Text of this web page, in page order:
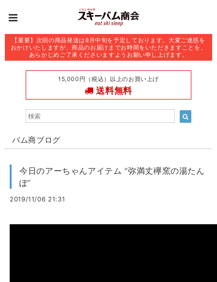
【重要】次回の商品発送は8月中旬を予定しております。大変ご迷惑を
おかけいたしますが、商品のお届けまでお時間をいただきますことを、
あらかじめご了承くださいますようお願い申し上げます。
15,000円（税込）以上のお買い上げ
送料無料
バム商ブログ
今日のアーちゃんアイテム "弥満丈欅窯の湯たん
ぽ”
2019/11/06 21:31